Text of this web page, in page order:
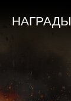
НАГРАДЫ